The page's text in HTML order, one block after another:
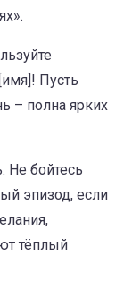
Пусть
– полна ярких
Не бойтесь
эпизод, если
тёплый